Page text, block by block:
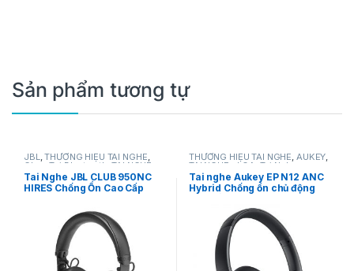
Sản phẩm tương tự
JBL,THƯƠNG HIỆU TAI NGHE,
Chụp Tai Bluetooth ,TAI NGHE -
LOA ,Tai Nghe Bluetooth
Tai Nghe JBL CLUB 950NC
HIRES Chống Ồn Cao Cấp
THƯƠNG HIỆU TAI NGHE, AUKEY,
TAI NGHE - LOA Tai Nghe
Bluetooth ,Tai Nghe Chụp Tai
Tai nghe Aukey EP N12 ANC
Hybrid Chống ồn chủ động